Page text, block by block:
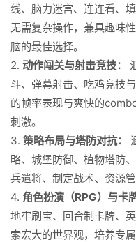
线、脑力迷宫、连连看、
无需复杂操作，兼具趣味
脑的最佳选择。
2. 动作闯关与射击竞技：
斗、弹幕射击、吃鸡竞技
的帧率表现与爽快的
刺激。
3. 策略布局与塔防对抗：
略、城堡防御、植物塔防
兵遣将、制定战术、资源
4. 角色扮演（RPG）与卡
地牢刷宝、回合制卡牌、
索宏大的世界观，培养专